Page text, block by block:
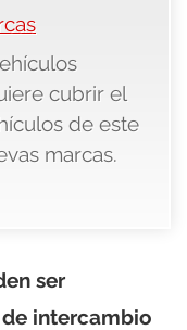
cubrir el
de este
marcas.
ser
intercambio